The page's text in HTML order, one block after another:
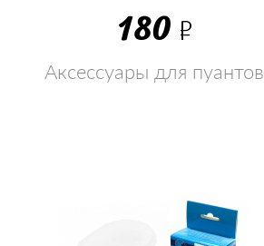
180 Р
Аксессуары для пуантов